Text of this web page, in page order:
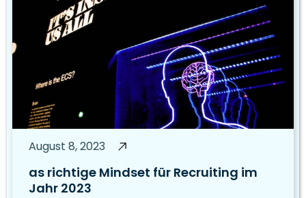
August 8, 2023
as richtige Mindset für Recruiting im
Jahr 2023